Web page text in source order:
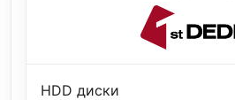
HDD диски